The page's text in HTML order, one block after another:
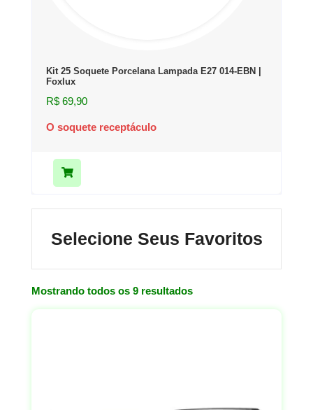
Kit 25 Soquete Porcelana Lampada E27 014-EBN |
Foxlux
R$ 69,90
O soquete receptáculo
Selecione Seus Favoritos
Mostrando todos os 9 resultados